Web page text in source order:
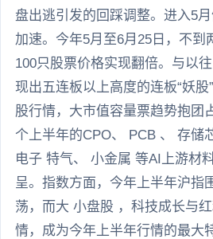
盘出逃引发的回踩调整。进入5
加速。今年5月至6月25日，不到
100只股票价格实现翻倍。与以
现出五连板以上高度的连板“妖
股行情，大市值容量票趋势抱团
个上半年的CPO、 PCB 、 存储
电子 特气、 小金属 等AI上游材
呈。指数方面，今年上半年沪指
荡，而大 小盘股 ，科技成长与
情，成为今年上半年行情的最大